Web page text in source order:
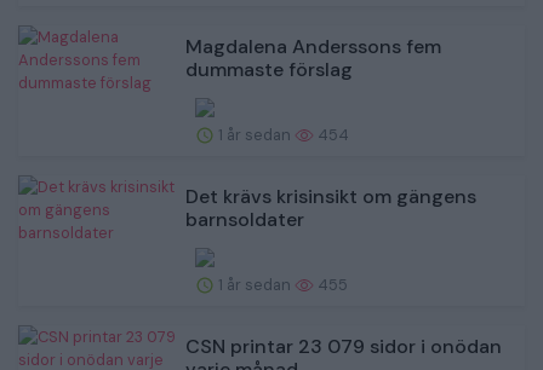
Magdalena Anderssons fem
dummaste förslag
1 år sedan 454
Det krävs krisinsikt om gängens
barnsoldater
1 år sedan 455
CSN printar 23 079 sidor i onödan